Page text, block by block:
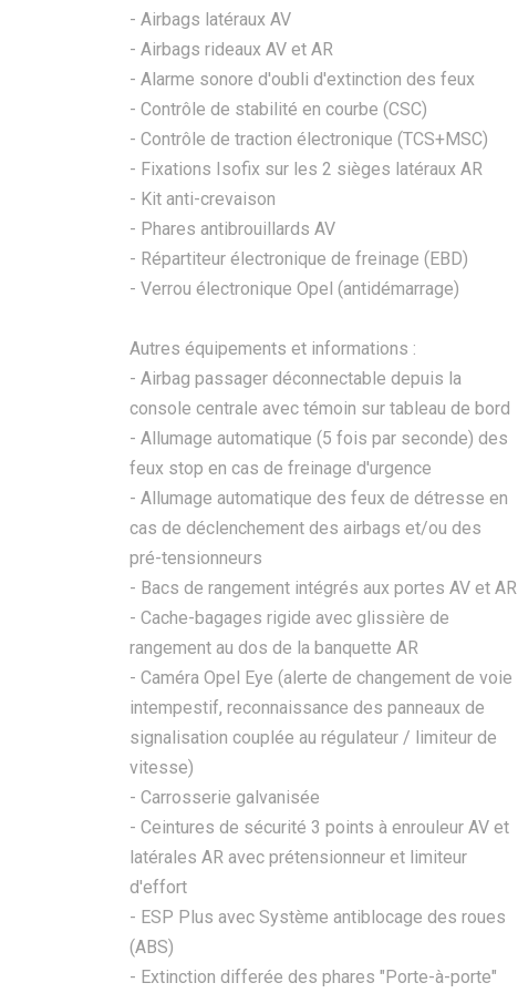
- Airbags latéraux AV
- Airbags rideaux AV et AR
- Alarme sonore d'oubli d'extinction des feux
- Contrôle de stabilité en courbe (CSC)
- Contrôle de traction électronique (TCS+MSC)
- Fixations Isofix sur les 2 sièges latéraux AR
- Kit anti-crevaison
- Phares antibrouillards AV
- Répartiteur électronique de freinage (EBD)
- Verrou électronique Opel (antidémarrage)
Autres équipements et informations :
- Airbag passager déconnectable depuis la
console centrale avec témoin sur tableau de bord
- Allumage automatique (5 fois par seconde) des
feux stop en cas de freinage d'urgence
- Allumage automatique des feux de détresse en
cas de déclenchement des airbags et/ou des
pré-tensionneurs
- Bacs de rangement intégrés aux portes AV et AR
- Cache-bagages rigide avec glissière de
rangement au dos de la banquette AR
- Caméra Opel Eye (alerte de changement de voie
intempestif, reconnaissance des panneaux de
signalisation couplée au régulateur / limiteur de
vitesse)
- Carrosserie galvanisée
- Ceintures de sécurité 3 points à enrouleur AV et
latérales AR avec prétensionneur et limiteur
d'effort
- ESP Plus avec Système antiblocage des roues
(ABS)
- Extinction differée des phares "Porte-à-porte"